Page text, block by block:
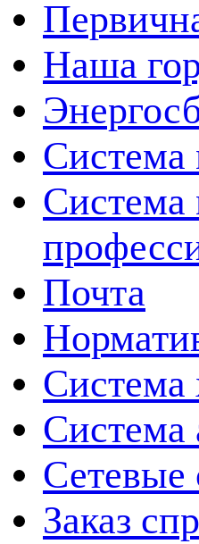
Наша
Cистема
Система
Почта
Система
Система
Сетевые
Заказ